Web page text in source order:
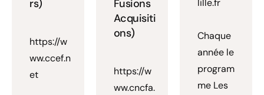
rs)
https://w
ww.ccef.n
et
Fusions
Acquisiti
ons)
https://w
ww.cncfa.
lille.fr
Chaque
année le
program
me Les